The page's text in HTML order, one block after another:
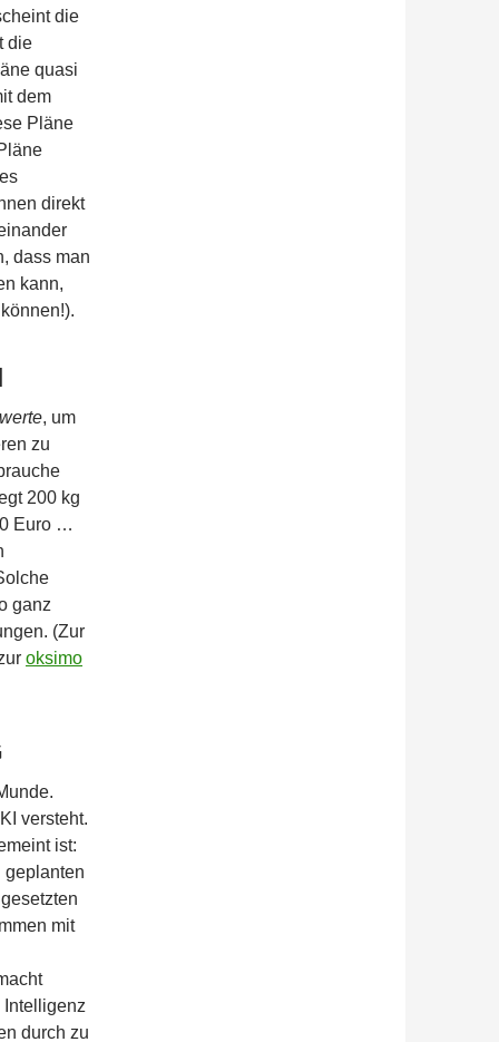
die
die
quasi
dem
Pläne
direkt
dass man
kann,
, um
zu
200 kg
Euro …
ganz
(Zur
oksimo
versteht.
ist:
geplanten
mit
durch zu